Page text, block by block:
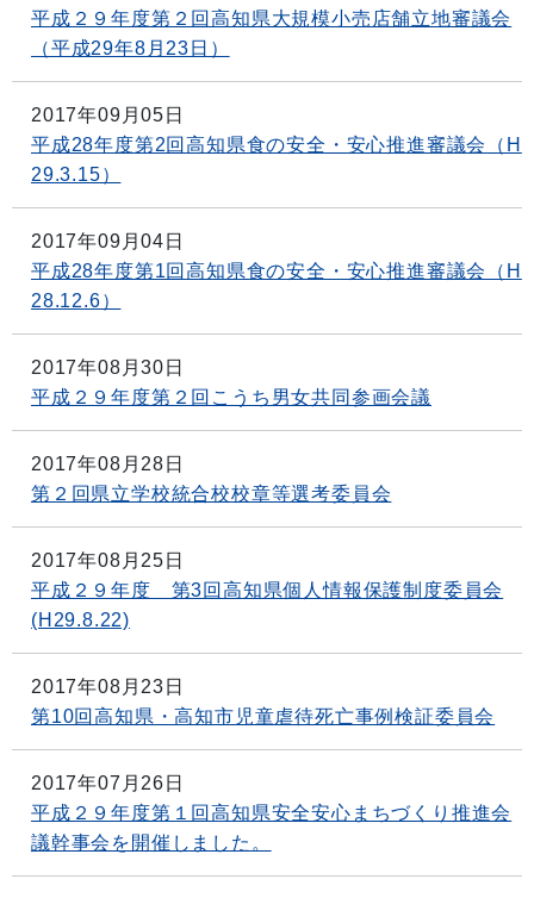
平成２９年度第２回高知県大規模小売店舗立地審議会
（平成29年8月23日）
2017年09月05日
平成28年度第2回高知県食の安全・安心推進審議会（H
29.3.15）
2017年09月04日
平成28年度第1回高知県食の安全・安心推進審議会（H
28.12.6）
2017年08月30日
平成２９年度第２回こうち男女共同参画会議
2017年08月28日
第２回県立学校統合校校章等選考委員会
2017年08月25日
平成２９年度 第3回高知県個人情報保護制度委員会
(H29.8.22)
2017年08月23日
第10回高知県・高知市児童虐待死亡事例検証委員会
2017年07月26日
平成２９年度第１回高知県安全安心まちづくり推進会
議幹事会を開催しました。